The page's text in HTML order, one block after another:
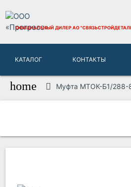
ОФИЦИАЛЬНЫЙ ДИЛЕРАО
КАТАЛОГ КОНТАКТЫ
home Муфта МТОК-Б1/